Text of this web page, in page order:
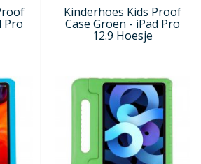
Pro
Kinderhoes Kids Proof
Case Groen - iPad Pro
12.9 Hoesje